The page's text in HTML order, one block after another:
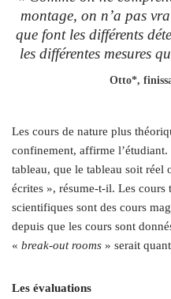
montage, on n’a pas
que font les différents
les différentes mesures
Otto*,
Les cours de nature plus
confinement, affirme
tableau, que le tableau soit réel
écrites », résume-t-il. Les
scientifiques sont des cours
depuis que les cours sont
« break-out rooms » serait
Les évaluations